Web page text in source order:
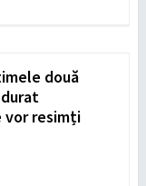
două
vor resimți